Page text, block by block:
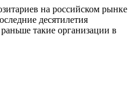
на российском рынке
десятилетия
такие организации в